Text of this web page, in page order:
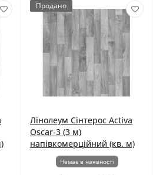
Продано
Лінолеум Сінтерос Activa
Oscar-3 (3 м)
напівкомерційний (кв. м)
Немає в наявності